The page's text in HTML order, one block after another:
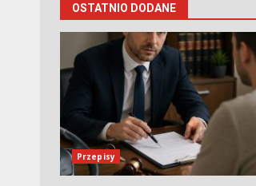
OSTATNIO DODANE
Przepisy